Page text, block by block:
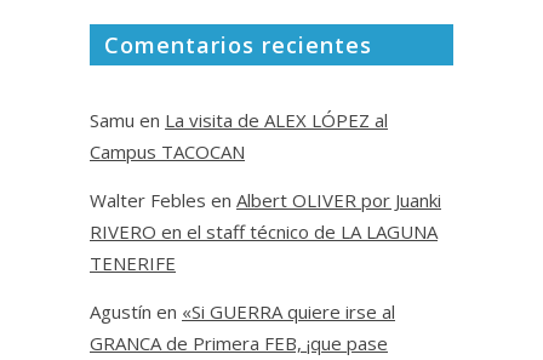
Comentarios recientes
Samu en La visita de ALEX LÓPEZ al
Campus TACOCAN
Walter Febles en Albert OLIVER por Juanki
RIVERO en el staff técnico de LA LAGUNA
TENERIFE
Agustín en «Si GUERRA quiere irse al
GRANCA de Primera FEB, ¡que pase